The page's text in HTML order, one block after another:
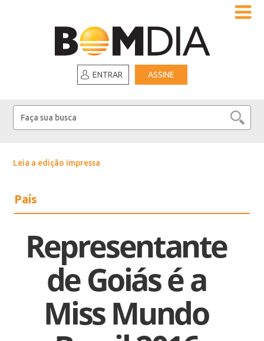
ENTRAR ASSINE
Leia a edição impressa
País
Representante
de Goiás é a
Miss Mundo